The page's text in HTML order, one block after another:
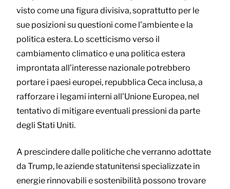
visto come una figura divisiva, soprattutto per le
sue posizioni su questioni come l’ambiente e la
politica estera. Lo scetticismo verso il
cambiamento climatico e una politica estera
improntata all’interesse nazionale potrebbero
portare i paesi europei, repubblica Ceca inclusa, a
rafforzare i legami interni all’Unione Europea, nel
tentativo di mitigare eventuali pressioni da parte
degli Stati Uniti.
A prescindere dalle politiche che verranno adottate
da Trump, le aziende statunitensi specializzate in
energie rinnovabili e sostenibilità possono trovare